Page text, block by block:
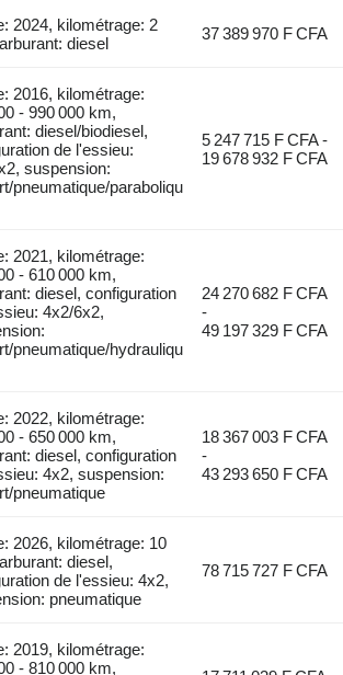
2024, kilométrage: 2
diesel
37 389 970 F CFA
2016, kilométrage:
- 990 000 km,
diesel/biodiesel,
de l'essieu:
suspension:
pneumatique/paraboliqu
5 247 715 F CFA -
19 678 932 F CFA
2021, kilométrage:
- 610 000 km,
diesel, configuration
4x2/6x2,
pneumatique/hydrauliqu
24 270 682 F CFA
-
49 197 329 F CFA
2022, kilométrage:
- 650 000 km,
diesel, configuration
4x2, suspension:
pneumatique
18 367 003 F CFA
-
43 293 650 F CFA
2026, kilométrage: 10
diesel,
de l'essieu: 4x2,
pneumatique
78 715 727 F CFA
2019, kilométrage:
- 810 000 km,